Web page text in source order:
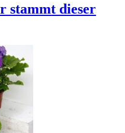
stammt dieser